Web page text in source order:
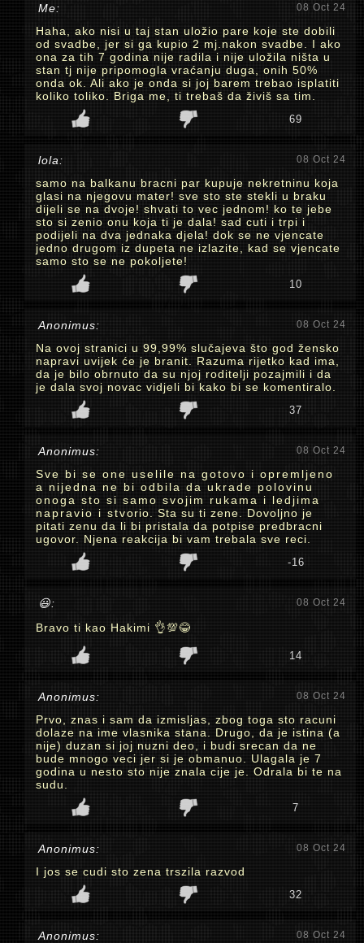
Me: 08 Oct 24
Haha, ako nisi u taj stan uložio pare koje ste dobili
od svadbe, jer si ga kupio 2 mj.nakon svadbe. I ako
ona za tih 7 godina nije radila i nije uložila ništa u
stan tj nije pripomogla vraćanju duga, onih 50%
onda ok. Ali ako je onda si joj barem trebao isplatiti
koliko toliko. Briga me, ti trebaš da živiš sa tim.
69
lola: 08 Oct 24
samo na balkanu bracni par kupuje nekretninu koja
glasi na njegovu mater! sve sto ste stekli u braku
dijeli se na dvoje! shvati to vec jednom! ko te jebe
sto si zenio onu koja ti je dala! sad cuti i trpi i
podijeli na dva jednaka djela! dok se ne vjencate
jedno drugom iz dupeta ne izlazite, kad se vjencate
samo sto se ne pokoljete!
10
Anonimus: 08 Oct 24
Na ovoj stranici u 99,99% slučajeva što god žensko
napravi uvijek će je branit. Razuma rijetko kad ima,
da je bilo obrnuto da su njoj roditelji pozajmili i da
je dala svoj novac vidjeli bi kako bi se komentiralo.
37
Anonimus: 08 Oct 24
Sve bi se one uselile na gotovo i opremljeno
a nijedna ne bi odbila da ukrade polovinu
onoga sto si samo svojim rukama i ledjima
napravio i stvorio. Sta su ti zene. Dovoljno je
pitati zenu da li bi pristala da potpise predbracni
ugovor. Njena reakcija bi vam trebala sve reci.
-16
😃: 08 Oct 24
Bravo ti kao Hakimi 👌💯😂
14
Anonimus: 08 Oct 24
Prvo, znas i sam da izmisljas, zbog toga sto racuni
dolaze na ime vlasnika stana. Drugo, da je istina (a
nije) duzan si joj nuzni deo, i budi srecan da ne
bude mnogo veci jer si je obmanuo. Ulagala je 7
godina u nesto sto nije znala cije je. Odrala bi te na
sudu.
7
Anonimus: 08 Oct 24
I jos se cudi sto zena trszila razvod
32
Anonimus: 08 Oct 24